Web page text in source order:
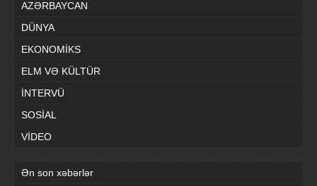
AZƏRBAYCAN
DÜNYA
EKONOMİKS
ELM VƏ KÜLTÜR
İNTERVÜ
SOSİAL
VİDEO
Ən son xəbərlər